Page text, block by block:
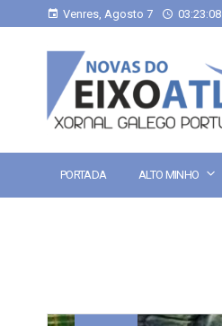
Venres, Agosto 7 03:23:08
PORTADA ALTO MINHO